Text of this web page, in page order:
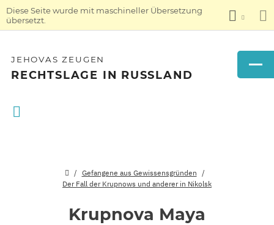
Diese Seite wurde mit maschineller Übersetzung
übersetzt.
JEHOVAS ZEUGEN
RECHTSLAGE IN RUSSLAND
Gefangene aus Gewissensgründen
Der Fall der Krupnows und anderer in Nikolsk
Krupnova Maya